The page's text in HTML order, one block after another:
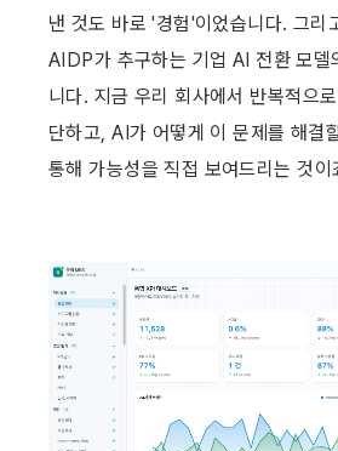
낸 것도 바로 '경험'이었습니다. 그리
AIDP가 추구하는 기업 AI 전환 모델
니다. 지금 우리 회사에서 반복적으
단하고, AI가 어떻게 이 문제를 해결
통해 가능성을 직접 보여드리는 것이